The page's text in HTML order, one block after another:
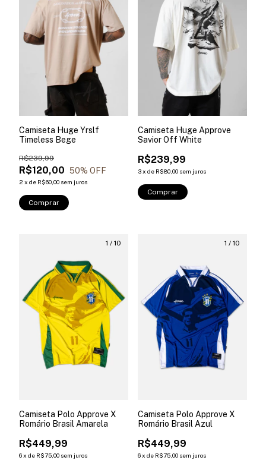
Camiseta Huge Yrslf
Timeless Bege
R$120,00
R$239,99
50% OFF
2 x de R$60,00 sem juros
Comprar
Camiseta Huge Approve
Savior Off White
R$239,99
3x de R$80,00 sem juros
Comprar
1 / 10
Camiseta Polo Approve X
Romário Brasil Amarela
R$449,99
6x de R$75,00 sem juros
1 / 10
Camiseta Polo Approve X
Romário Brasil Azul
R$449,99
6x de R$75,00 sem juros